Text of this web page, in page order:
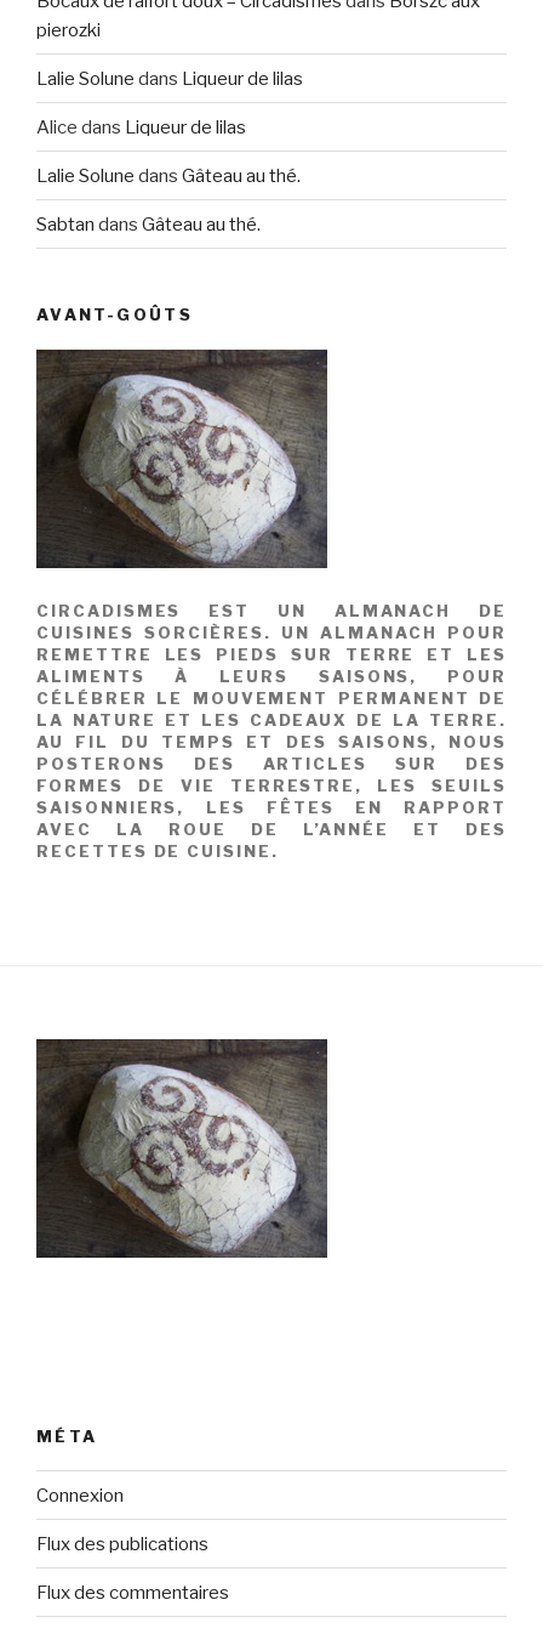
pierozki
Lalie Solune dans Liqueur de lilas
Alice dans Liqueur de lilas
Lalie Solune dans Gâteau au thé.
Sabtan dans Gâteau au thé.
AVANT-GOÛTS
CIRCADISMES EST UN ALMANACH DE
CUISINES SORCIÈRES. UN ALMANACH POUR
REMETTRE LES PIEDS SUR TERRE ET LES
ALIMENTS À LEURS SAISONS, POUR
CÉLÉBRER LE MOUVEMENT PERMANENT DE
LA NATURE ET LES CADEAUX DE LA TERRE.
AU FIL DU TEMPS ET DES SAISONS, NOUS
POSTERONS DES ARTICLES SUR DES
FORMES DE VIE TERRESTRE, LES SEUILS
SAISONNIERS, LES FÊTES EN RAPPORT
AVEC LA ROUE DE L’ANNÉE ET DES
RECETTES DE CUISINE.
MÉTA
Connexion
Flux des publications
Flux des commentaires